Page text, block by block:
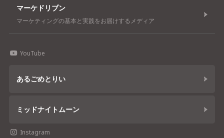
マーケドリブン
マーケティングの基本と実践をお届けするメディア
YouTube
あるごめとりい
ミッドナイトムーン
Instagram